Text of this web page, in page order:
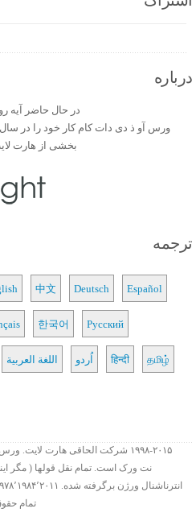
درباره
در حال حاضر آیه روز بیش از ۲۵۰۰۰۰
بخشی از هارت لایت نت
ترجمه
中文 Deutsch Español
한국어 Русский
اللغة العربية اُردو हिन्दी தமிழ்
۱۹۹۸-۲۰۱۵ شرکت الحاقی هارت
تمام